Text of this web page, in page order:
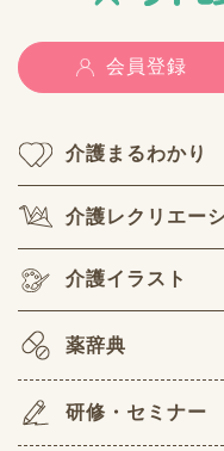
会員登録
介護まるわかり
介護レクリエー
介護イラスト
薬辞典
研修・セミナー